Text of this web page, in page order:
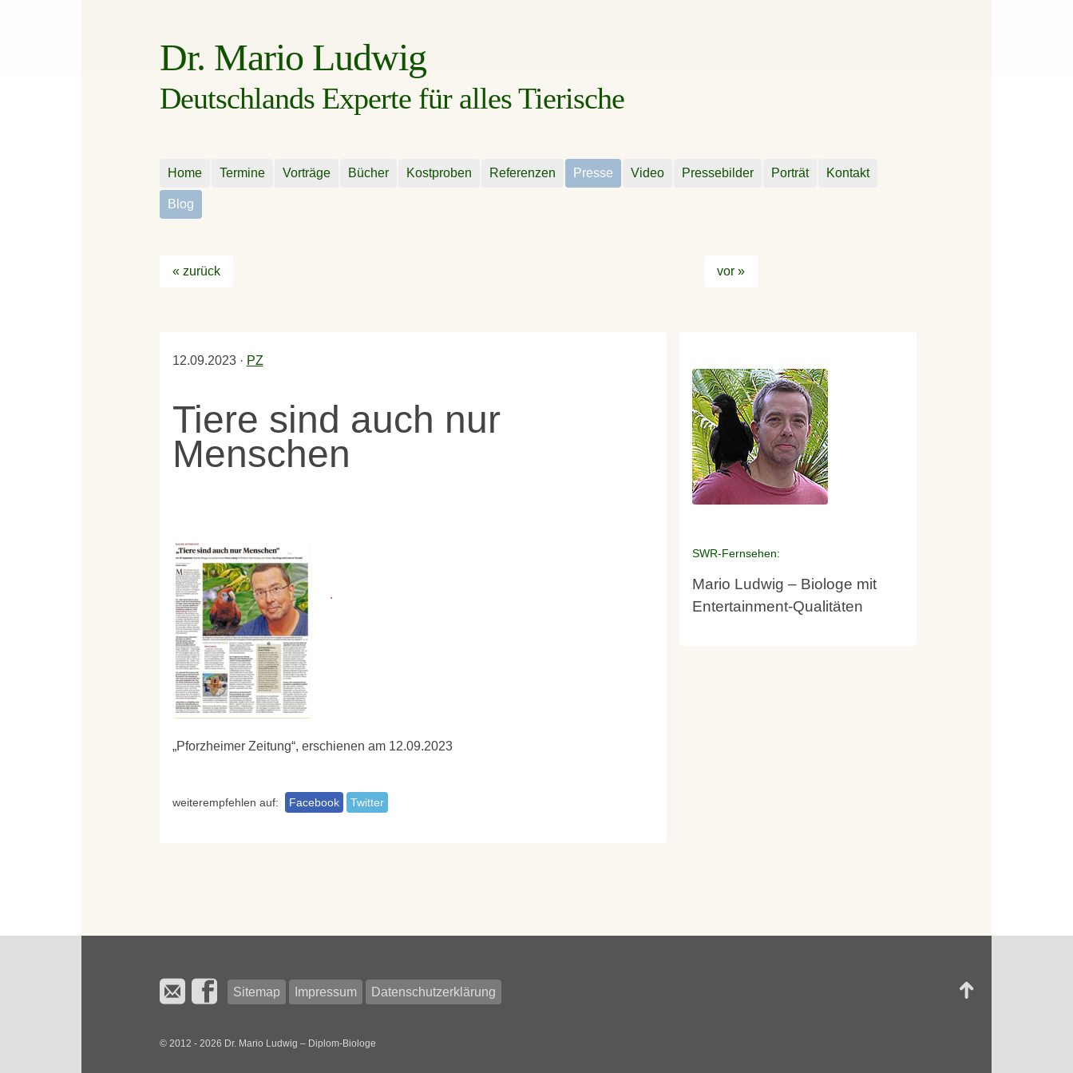
Dr. Mario Ludwig
Deutschlands Experte für alles Tierische
Home Termine Vorträge Bücher Kostproben Referenzen Presse Video Pressebilder Porträt Kontakt
Blog
« zurück vor »
12.09.2023· PZ
Tiere sind auch nur
Menschen
„Pforzheimer Zeitung“, erschienen am 12.09.2023
weiterempfehlen auf: Facebook Twitter
SWR-Fernsehen:
Mario Ludwig – Biologe mit
Entertainment-Qualitäten
Sitemap Impressum Datenschutzerklärung
© 2012 - 2026 Dr. Mario Ludwig – Diplom-Biologe